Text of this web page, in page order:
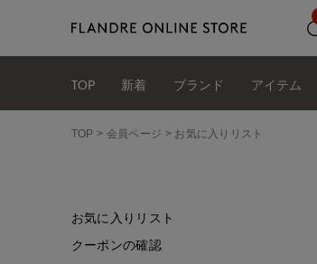
TOP 新着 ブランド アイテム
TOP 会員ページ お気に入りリスト
お気に入りリスト
クーポンの確認